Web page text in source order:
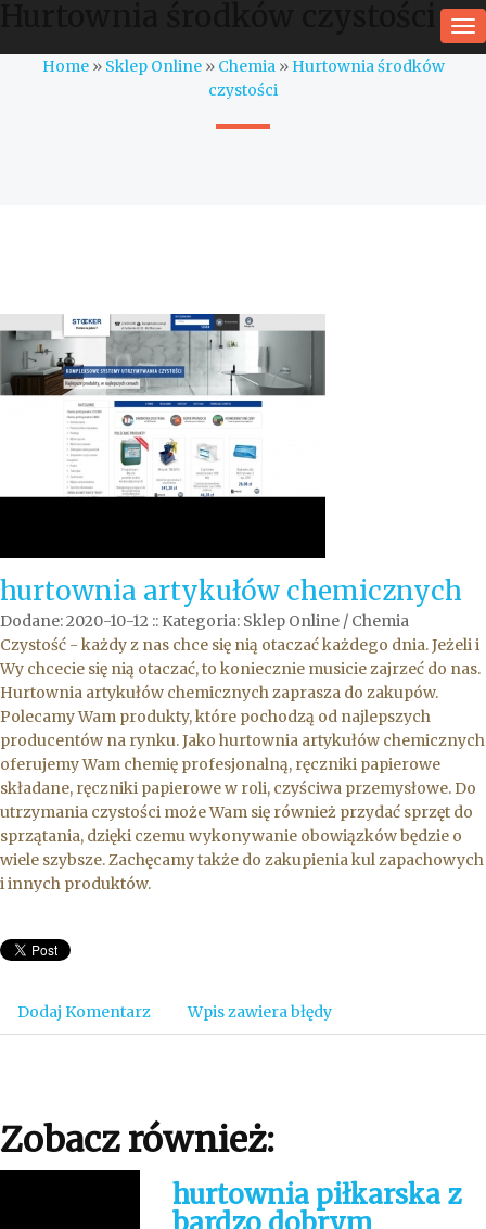
Home» Sklep Online» Chemia» Hurtownia środków
czystości
hurtownia artykułów chemicznych
Dodane: 2020-10-12 :: Kategoria: Sklep Online / Chemia
Czystość - każdy z nas chce się nią otaczać każdego dnia. Jeżeli i
Wy chcecie się nią otaczać, to koniecznie musicie zajrzeć do nas.
Hurtownia artykułów chemicznych zaprasza do zakupów.
Polecamy Wam produkty, które pochodzą od najlepszych
producentów na rynku. Jako hurtownia artykułów chemicznych
oferujemy Wam chemię profesjonalną, ręczniki papierowe
składane, ręczniki papierowe w roli, czyściwa przemysłowe. Do
utrzymania czystości może Wam się również przydać sprzęt do
sprzątania, dzięki czemu wykonywanie obowiązków będzie o
wiele szybsze. Zachęcamy także do zakupienia kul zapachowych
i innych produktów.
Dodaj Komentarz Wpis zawiera błędy
Zobacz również:
hurtownia piłkarska z